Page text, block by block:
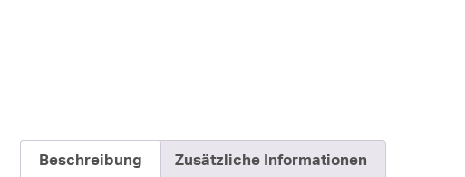
Beschreibung Zusätzliche Informationen